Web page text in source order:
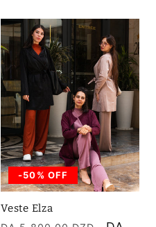
-50% OFF
Veste Elza